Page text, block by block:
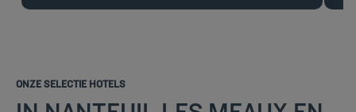
ONZE SELECTIE HOTELS